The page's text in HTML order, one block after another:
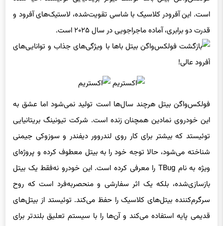
است. این آفرودر کلاسیک با شاسی تقویت‌شده، لاستیک‌های آفرود و
قدرت دو برابری، آماده ماجراجویی در سال ۲۰۲۵ است.
فولکس‌واگن بیتل هرچند سال‌ها است تولید نمی‌شود اما عشق به
این خودروی نمادین همچنان زنده است. شرکت تیونینگ بریتانیایی
توئیستد که بیشتر برای کار روی لندروور دیفندر و سوزوکی جیمنی
شناخته می‌شود، حالا توجه خود را به بیتل معطوف کرده و پروژه‌ای
ویژه به نام TBug را معرفی کرده است. این خودرو نه‌فقط یک بیتل
بازسازی‌شده، بلکه یک اثر سفارشی و منحصربه‌فرد است که روح
سرگرم‌کننده بیتل‌های کلاسیک را حفظ می‌کند. توئیستد از بیتل‌های
قدیمی پایه استفاده می‌کند و آن‌ها را با سیستم تعلیق بلندتر برای